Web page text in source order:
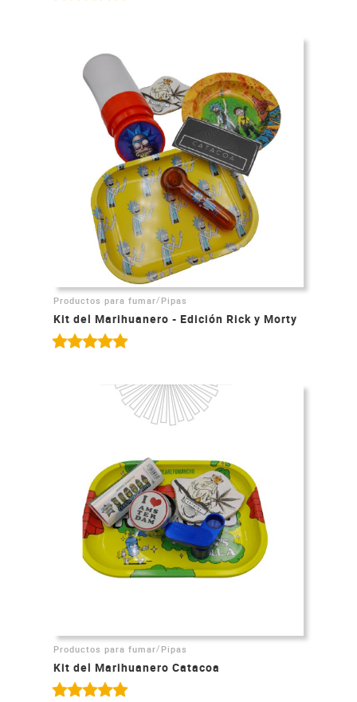
Productos para fumar/ Pipas
Kit del Marihuanero - Edición Rick y Morty
Productos para fumar/ Pipas
Kit del Marihuanero Catacoa